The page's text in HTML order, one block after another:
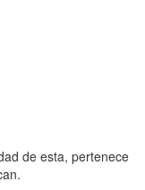
de esta, pertenece